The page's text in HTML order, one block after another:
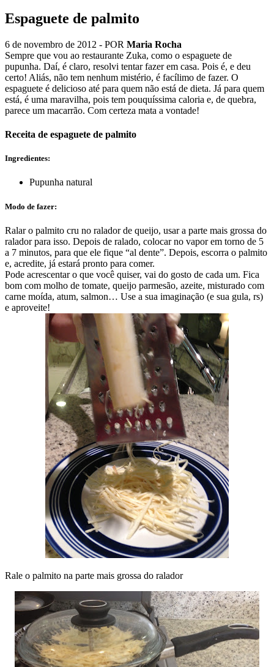
Espaguete de palmito
6 de novembro de 2012 - POR Maria Rocha
Sempre que vou ao restaurante Zuka, como o espaguete de
pupunha. Daí, é claro, resolvi tentar fazer em casa. Pois é, e deu
certo! Aliás, não tem nenhum mistério, é facílimo de fazer. O
espaguete é delicioso até para quem não está de dieta. Já para quem
está, é uma maravilha, pois tem pouquíssima caloria e, de quebra,
parece um macarrão. Com certeza mata a vontade!
Receita de espaguete de palmito
Ingredientes:
Pupunha natural
Modo de fazer:
Ralar o palmito cru no ralador de queijo, usar a parte mais grossa do
ralador para isso. Depois de ralado, colocar no vapor em torno de 5
a 7 minutos, para que ele fique “al dente”. Depois, escorra o palmito
e, acredite, já estará pronto para comer.
Pode acrescentar o que você quiser, vai do gosto de cada um. Fica
bom com molho de tomate, queijo parmesão, azeite, misturado com
carne moída, atum, salmon… Use a sua imaginação (e sua gula, rs)
e aproveite!
Rale o palmito na parte mais grossa do ralador